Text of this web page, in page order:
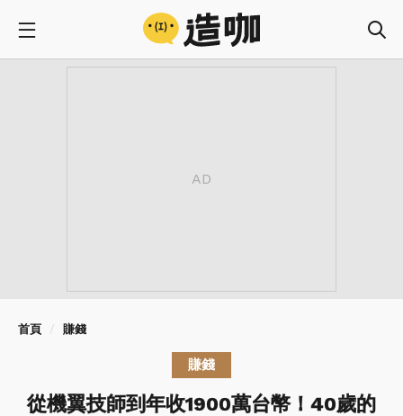
首頁 賺錢
賺錢
從機翼技師到年收1900萬台幣！40歲的